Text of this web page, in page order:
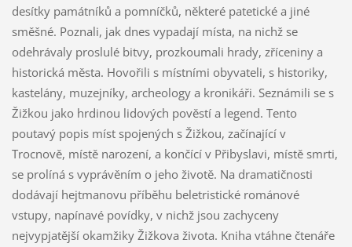
desítky památníků a pomníčků, některé patetické a jiné
směšné. Poznali, jak dnes vypadají místa, na nichž se
odehrávaly proslulé bitvy, prozkoumali hrady, zříceniny a
historická města. Hovořili s místními obyvateli, s historiky,
kastelány, muzejníky, archeology a kronikáři. Seznámili se s
Žižkou jako hrdinou lidových pověstí a legend. Tento
poutavý popis míst spojených s Žižkou, začínající v
Trocnově, místě narození, a končící v Přibyslavi, místě smrti,
se prolíná s vyprávěním o jeho životě. Na dramatičnosti
dodávají hejtmanovu příběhu beletristické románové
vstupy, napínavé povídky, v nichž jsou zachyceny
nejvypjatější okamžiky Žižkova života. Kniha vtáhne čtenáře